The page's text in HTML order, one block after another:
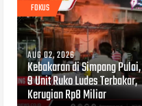
FOKUS
AUG 02, 2026
Kebakaran di Simpang Pulai,
9 Unit Ruko Ludes Terbakar,
Kerugian Rp8 Miliar